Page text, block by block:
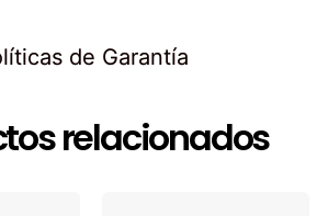
de Garantía
relacionados